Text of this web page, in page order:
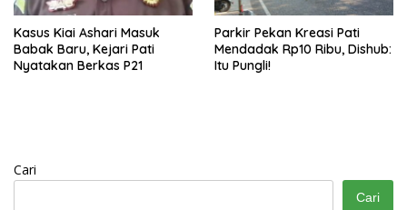
Kasus Kiai Ashari Masuk
Babak Baru, Kejari Pati
Nyatakan Berkas P21
Parkir Pekan Kreasi Pati
Mendadak Rp10 Ribu, Dishub:
Itu Pungli!
Cari
Cari